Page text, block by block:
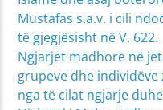
Mustafas s.a.v. i cili
të gjegjësisht në V. 622.
Ngjarjet madhore në
grupeve dhe
nga të cilat ngjarje